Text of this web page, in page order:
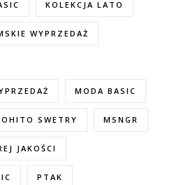
KOLEKCJA LATO
WYPRZEDAŻ
MODA BASIC
SWETRY MSNGR
JAKOŚCI
PTAK